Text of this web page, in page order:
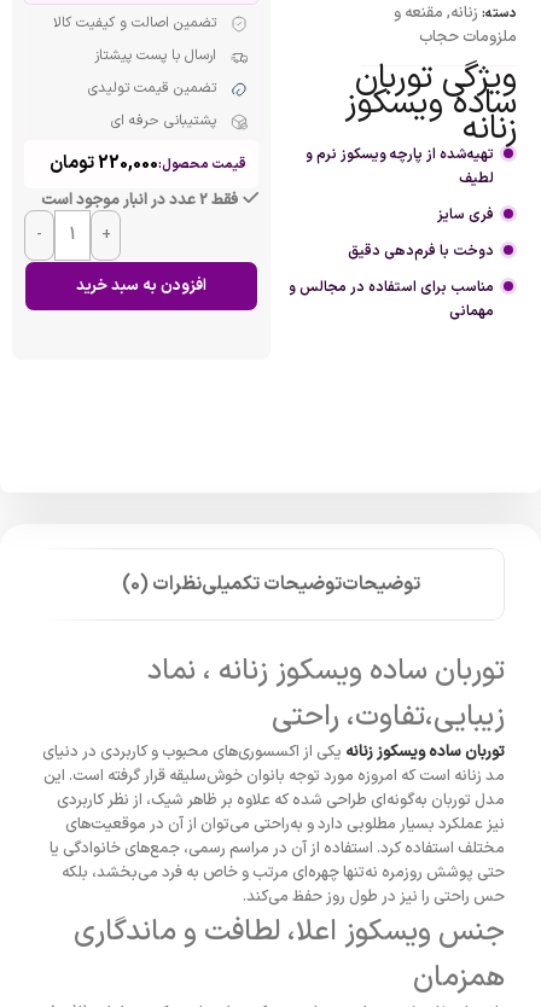
دسته: زنانه, مقنعه و
ملزومات حجاب
ویژگی توربان
ساده ویسکوز
زنانه
تهیه‌شده از پارچه ویسکوز نرم و
لطیف
فری سایز
دوخت با فرم‌دهی دقیق
مناسب برای استفاده در مجالس و
مهمانی
تضمین اصالت و کیفیت کالا
ارسال با پست پیشتاز
تضمین قیمت تولیدی
پشتیبانی حرفه ای
قیمت محصول:220,000تومان
فقط 2 عدد در انبار موجود است
-
+
افزودن به سبد خرید
توضیحاتتوضیحات تکمیلینظرات (0)
توربان ساده ویسکوز زنانه ، نماد
زیبایی،تفاوت، راحتی
توربان ساده ویسکوز زنانه یکی از اکسسوری‌های محبوب و کاربردی در دنیای
مد زنانه است که امروزه مورد توجه بانوان خوش‌سلیقه قرار گرفته است. این
مدل توربان به‌گونه‌ای طراحی شده که علاوه بر ظاهر شیک، از نظر کاربردی
نیز عملکرد بسیار مطلوبی دارد و به‌راحتی می‌توان از آن در موقعیت‌های
مختلف استفاده کرد. استفاده از آن در مراسم رسمی، جمع‌های خانوادگی یا
حتی پوشش روزمره نه‌تنها چهره‌ای مرتب و خاص به فرد می‌بخشد، بلکه
حس راحتی را نیز در طول روز حفظ می‌کند.
جنس ویسکوز اعلا، لطافت و ماندگاری
همزمان